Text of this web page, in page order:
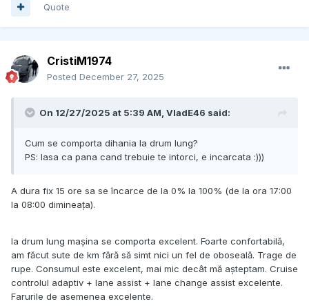
Quote
CristiM1974
Posted December 27, 2025
On 12/27/2025 at 5:39 AM, VladE46 said:
Cum se comporta dihania la drum lung?
PS: lasa ca pana cand trebuie te intorci, e incarcata :)))
A dura fix 15 ore sa se încarce de la 0% la 100% (de la ora 17:00
la 08:00 dimineața).
la drum lung mașina se comporta excelent. Foarte confortabilă,
am făcut sute de km fără să simt nici un fel de oboseală. Trage de
rupe. Consumul este excelent, mai mic decât mă așteptam. Cruise
controlul adaptiv + lane assist + lane change assist excelente.
Farurile de asemenea excelente.